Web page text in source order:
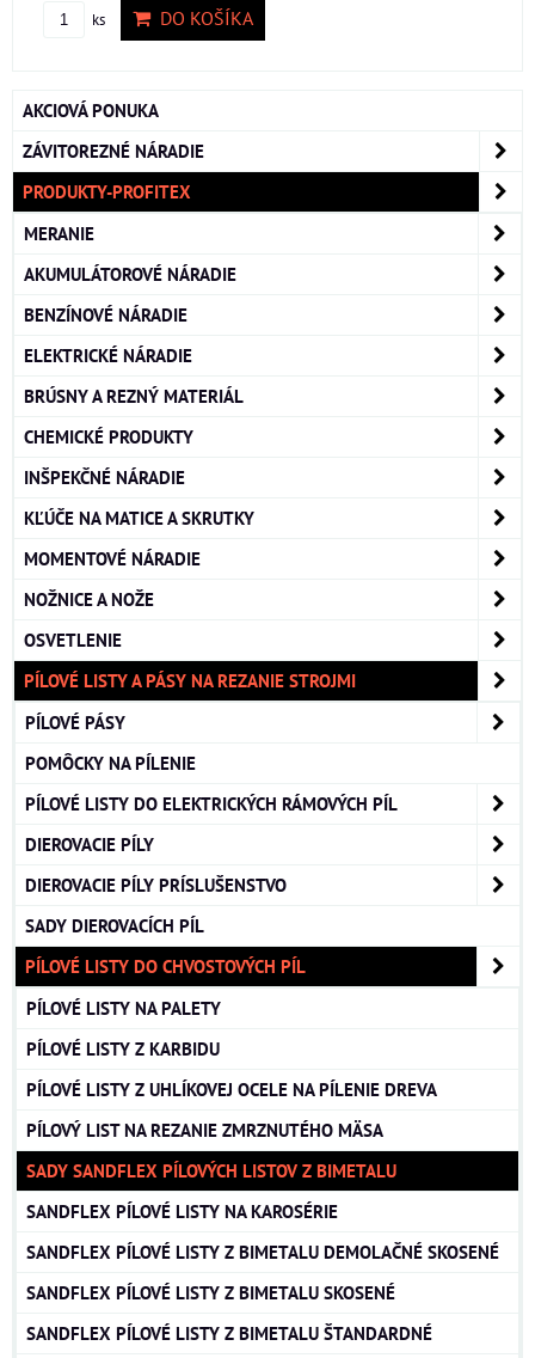
ks DO KOŠÍKA
AKCIOVÁ PONUKA
ZÁVITOREZNÉ NÁRADIE
PRODUKTY-PROFITEX
MERANIE
AKUMULÁTOROVÉ NÁRADIE
BENZÍNOVÉ NÁRADIE
ELEKTRICKÉ NÁRADIE
BRÚSNY A REZNÝ MATERIÁL
CHEMICKÉ PRODUKTY
INŠPEKČNÉ NÁRADIE
KĽÚČE NA MATICE A SKRUTKY
MOMENTOVÉ NÁRADIE
NOŽNICE A NOŽE
OSVETLENIE
PÍLOVÉ LISTY A PÁSY NA REZANIE STROJMI
PÍLOVÉ PÁSY
POMÔCKY NA PÍLENIE
PÍLOVÉ LISTY DO ELEKTRICKÝCH RÁMOVÝCH PÍL
DIEROVACIE PÍLY
DIEROVACIE PÍLY PRÍSLUŠENSTVO
SADY DIEROVACÍCH PÍL
PÍLOVÉ LISTY DO CHVOSTOVÝCH PÍL
PÍLOVÉ LISTY NA PALETY
PÍLOVÉ LISTY Z KARBIDU
PÍLOVÉ LISTY Z UHLÍKOVEJ OCELE NA PÍLENIE DREVA
PÍLOVÝ LIST NA REZANIE ZMRZNUTÉHO MÄSA
SADY SANDFLEX PÍLOVÝCH LISTOV Z BIMETALU
SANDFLEX PÍLOVÉ LISTY NA KAROSÉRIE
SANDFLEX PÍLOVÉ LISTY Z BIMETALU DEMOLAČNÉ SKOSENÉ
SANDFLEX PÍLOVÉ LISTY Z BIMETALU SKOSENÉ
SANDFLEX PÍLOVÉ LISTY Z BIMETALU ŠTANDARDNÉ